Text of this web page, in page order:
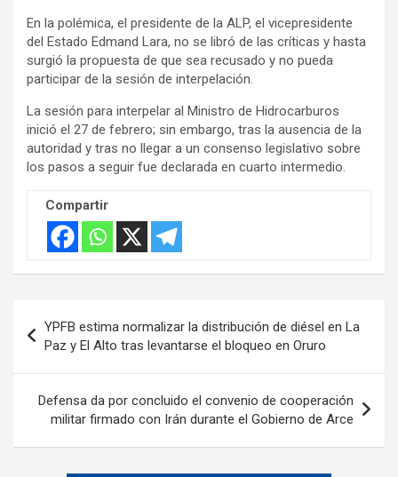
En la polémica, el presidente de la ALP, el vicepresidente
del Estado Edmand Lara, no se libró de las críticas y hasta
surgió la propuesta de que sea recusado y no pueda
participar de la sesión de interpelación.
La sesión para interpelar al Ministro de Hidrocarburos
inició el 27 de febrero; sin embargo, tras la ausencia de la
autoridad y tras no llegar a un consenso legislativo sobre
los pasos a seguir fue declarada en cuarto intermedio.
Compartir
de
entradas
YPFB estima normalizar la distribución de diésel en La
Paz y El Alto tras levantarse el bloqueo en Oruro
Defensa da por concluido el convenio de cooperación
militar firmado con Irán durante el Gobierno de Arce